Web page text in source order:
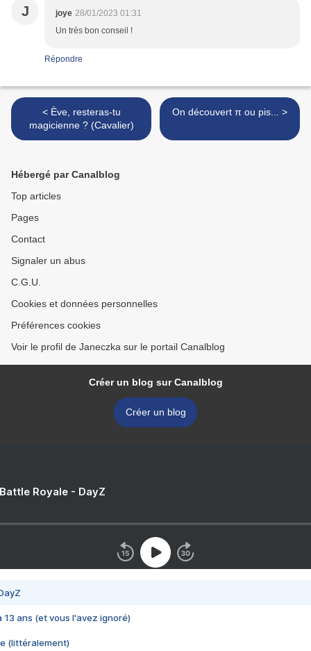
J joye 28/01/2023 01:31
Un très bon conseil !
Répondre
< Ève, resteras-tu
magicienne ? (Cavalier)
On découvert π ou pis... >
Hébergé par Canalblog
Top articles
Pages
Contact
Signaler un abus
C.G.U.
Cookies et données personnelles
Préférences cookies
Voir le profil de Janeczka sur le portail Canalblog
Créer un blog sur Canalblog
Créer un blog
Royale - DayZ
13 ans (et vous l'avez ignoré)
(littéralement)